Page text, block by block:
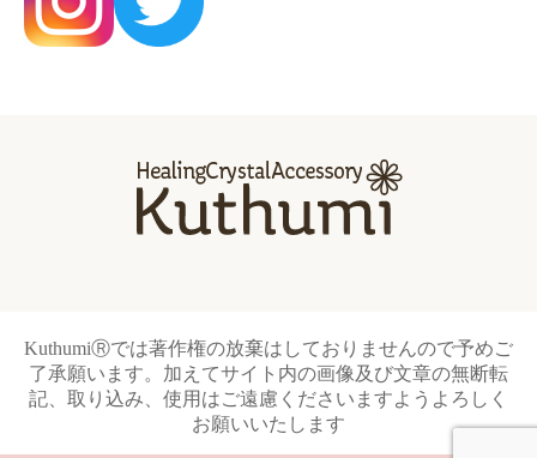
KuthumiⓇでは著作権の放棄はしておりませんので予めご
了承願います。加えてサイト内の画像及び文章の無断転
記、取り込み、使用はご遠慮くださいますようよろしく
お願いいたします